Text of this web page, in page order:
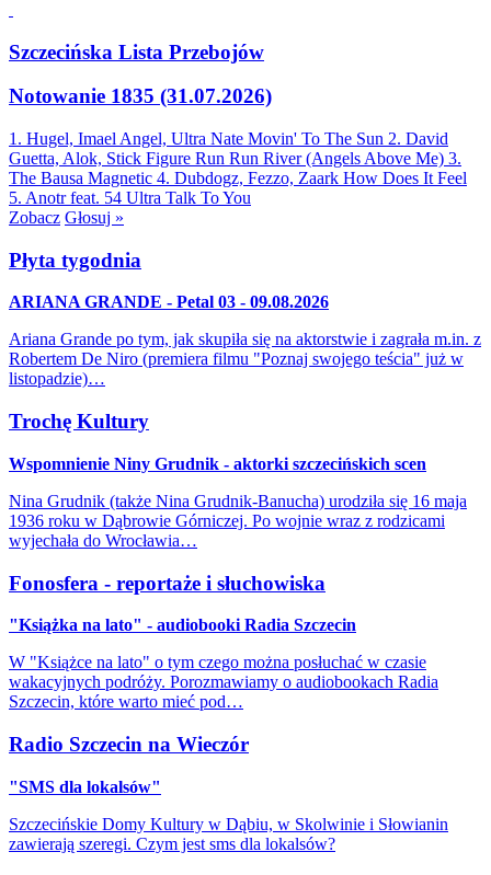
Szczecińska Lista Przebojów
Notowanie 1835 (31.07.2026)
1. Hugel, Imael Angel, Ultra Nate Movin' To The Sun 2. David
Guetta, Alok, Stick Figure Run Run River (Angels Above Me) 3.
The Bausa Magnetic 4. Dubdogz, Fezzo, Zaark How Does It Feel
5. Anotr feat. 54 Ultra Talk To You
Zobacz Głosuj »
Płyta tygodnia
ARIANA GRANDE - Petal 03 - 09.08.2026
Ariana Grande po tym, jak skupiła się na aktorstwie i zagrała m.in. z
Robertem De Niro (premiera filmu "Poznaj swojego teścia" już w
listopadzie)…
Trochę Kultury
Wspomnienie Niny Grudnik - aktorki szczecińskich scen
Nina Grudnik (także Nina Grudnik-Banucha) urodziła się 16 maja
1936 roku w Dąbrowie Górniczej. Po wojnie wraz z rodzicami
wyjechała do Wrocławia…
Fonosfera - reportaże i słuchowiska
"Książka na lato" - audiobooki Radia Szczecin
W "Książce na lato" o tym czego można posłuchać w czasie
wakacyjnych podróży. Porozmawiamy o audiobookach Radia
Szczecin, które warto mieć pod…
Radio Szczecin na Wieczór
"SMS dla lokalsów"
Szczecińskie Domy Kultury w Dąbiu, w Skolwinie i Słowianin
zawierają szeregi. Czym jest sms dla lokalsów?